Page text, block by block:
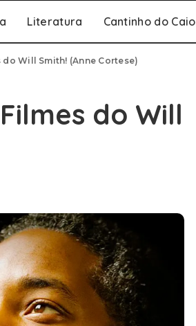
Literatura Cantinho do Caio
do Will Smith! (Anne Cortese)
do Will